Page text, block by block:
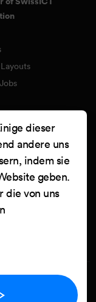
für Ibexa/eZ
Netgen d.o.o. All
dieser
andere uns
indem sie
geben.
die von uns